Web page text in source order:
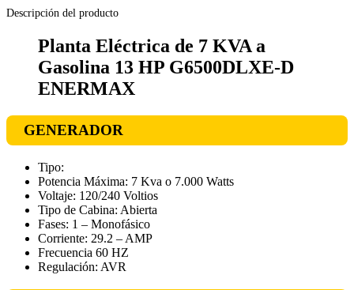
Descripción del producto
Planta Eléctrica de 7 KVA a
Gasolina 13 HP G6500DLXE-D
ENERMAX
GENERADOR
Tipo:
Potencia Máxima: 7 Kva o 7.000 Watts
Voltaje: 120/240 Voltios
Tipo de Cabina: Abierta
Fases: 1 – Monofásico
Corriente: 29.2 – AMP
Frecuencia 60 HZ
Regulación: AVR